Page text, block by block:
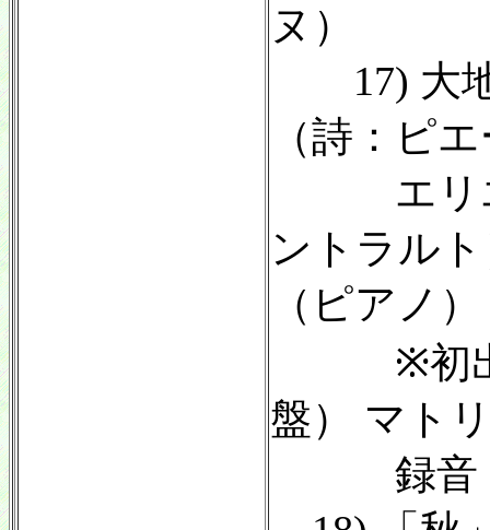
ヌ）
17) 大地
（詩：ピ
エリエ
ントラル
（ピアノ）
※初出：
盤） マト
録音：